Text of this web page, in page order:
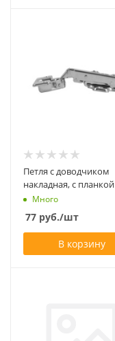
Петля с доводчиком
накладная, с планкой
Много
77 руб./шт
В корзину